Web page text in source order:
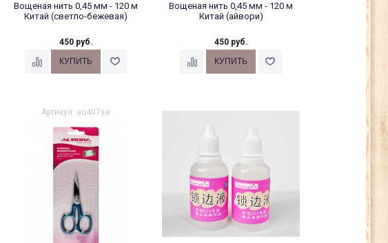
Вощеная нить 0,45 мм - 120 м
Китай (светло-бежевая)
450 руб.
Вощеная нить 0,45 мм - 120 м
Китай (айвори)
450 руб.
Артикул: au407se